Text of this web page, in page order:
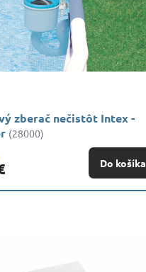
zberač nečistôt Intex -
(28000)
Do košíka